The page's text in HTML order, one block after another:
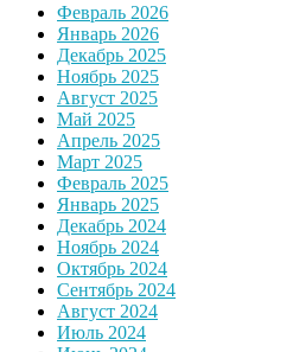
Февраль 2026
Январь 2026
Декабрь 2025
Ноябрь 2025
Август 2025
Май 2025
Апрель 2025
Март 2025
Февраль 2025
Январь 2025
Декабрь 2024
Ноябрь 2024
Октябрь 2024
Сентябрь 2024
Август 2024
Июль 2024